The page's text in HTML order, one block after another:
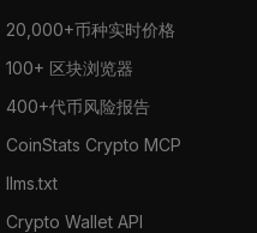
20,000+币种实时价格
100+ 区块浏览器
400+代币风险报告
CoinStats Crypto MCP
llms.txt
Crypto Wallet API